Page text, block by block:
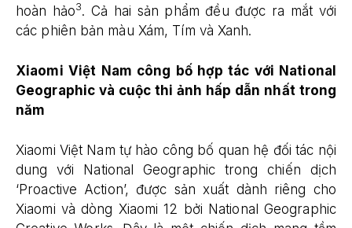
hoàn hảo3. Cả hai sản phẩm đều được ra mắt với
các phiên bản màu Xám, Tím và Xanh.
Xiaomi Việt Nam công bố hợp tác với National
Geographic và cuộc thi ảnh hấp dẫn nhất trong
năm
Xiaomi Việt Nam tự hào công bố quan hệ đối tác nội
dung với National Geographic trong chiến dịch
‘Proactive Action’, được sản xuất dành riêng cho
Xiaomi và dòng Xiaomi 12 bởi National Geographic